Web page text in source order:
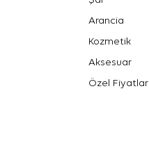
Arancia
Kozmetik
Aksesuar
Özel Fiyatlar